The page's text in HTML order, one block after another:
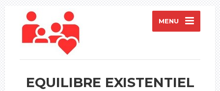
MENU
EQUILIBRE EXISTENTIEL